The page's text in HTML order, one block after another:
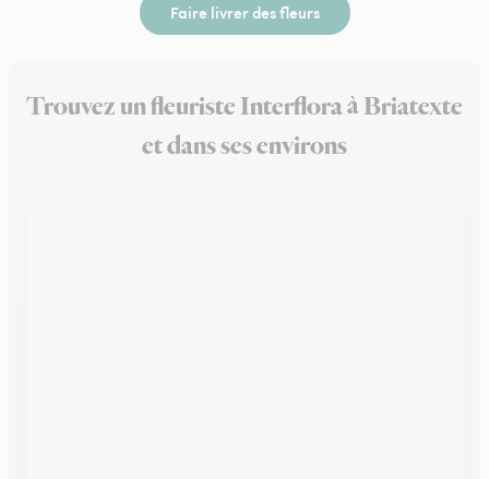
Faire livrer des fleurs
Trouvez un fleuriste Interflora à Briatexte
et dans ses environs